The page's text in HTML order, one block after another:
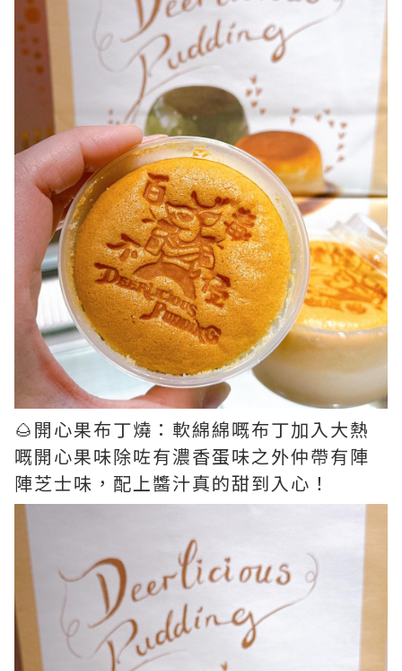
🌰開心果布丁燒：軟綿綿嘅布丁加入大熱
嘅開心果味除咗有濃香蛋味之外仲帶有陣
陣芝士味，配上醬汁真的甜到入心！